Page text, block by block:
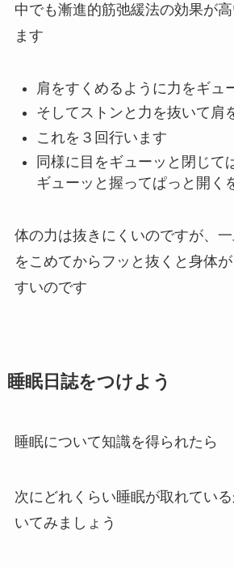
中でも漸進的筋弛緩法の効果が
ます
肩をすくめるように力をギュ
そしてストンと力を抜いて肩
これを３回行います
同様に目をギューッと閉じて
ギューッと握ってぱっと開く
体の力は抜きにくいのですが、
をこめてからフッと抜くと身体
すいのです
睡眠日誌をつけよう
睡眠について知識を得られたら
次にどれくらい睡眠が取れてい
いてみましょう